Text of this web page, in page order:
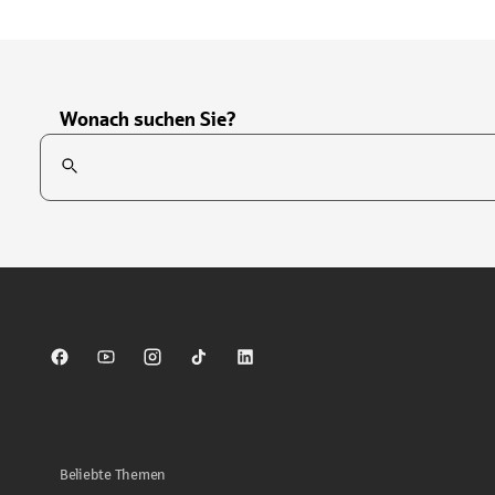
Wonach suchen Sie?
Suchfeld
Sparkasse auf Facebook
Sparkasse auf Youtube
Sparkasse auf Instagram
Sparkasse auf TikTok
Sparkasse auf LinkedIn
Beliebte Themen